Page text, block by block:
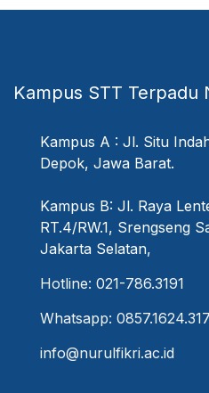
Kampus STT Terpadu
Kampus A : Jl. Situ
Depok, Jawa Barat.
Kampus B: Jl. Raya
RT.4/RW.1, Srengseng
Jakarta Selatan,
Hotline: 021-786.3191
Whatsapp:
info@nurulfikri.ac.id